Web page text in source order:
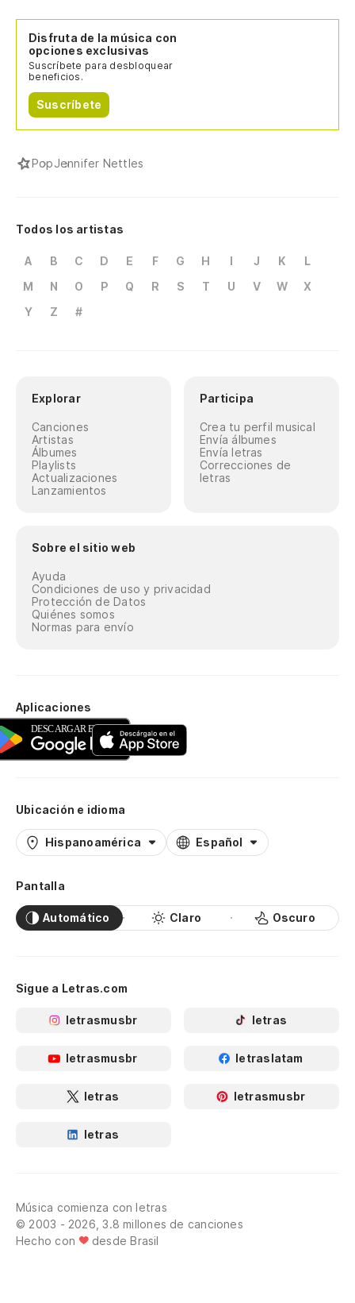
Disfruta de la música con
opciones exclusivas
Suscríbete para desbloquear
beneficios.
Suscríbete
PopJennifer Nettles
Todos los artistas
A B C D E F G H I J K
L
M
N O P Q R S T U V W
X
Y
Z #
Explorar
Canciones
Artistas
Álbumes
Playlists
Actualizaciones
Lanzamientos
Participa
Crea tu perfil musical
Envía álbumes
Envía letras
Correcciones de
letras
Sobre el sitio web
Ayuda
Condiciones de uso y privacidad
Protección de Datos
Quiénes somos
Normas para envío
Aplicaciones
Ubicación e idioma
Hispanoamérica Español
Pantalla
Automático Claro Oscuro
Sigue a Letras.com
letrasmusbr letras
letrasmusbr letraslatam
letras letrasmusbr
letras
Música comienza con letras
© 2003 - 2026, 3.8 millones de canciones
Hecho con
desde Brasil